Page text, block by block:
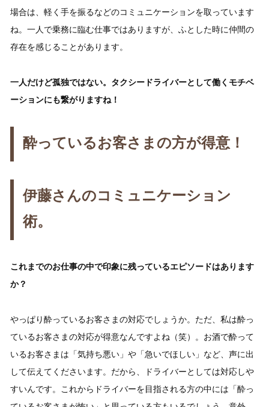
場合は、軽く手を振るなどのコミュニケーションを取っています
ね。一人で乗務に臨む仕事ではありますが、ふとした時に仲間の
存在を感じることがあります。
一人だけど孤独ではない。タクシードライバーとして働くモチベ
ーションにも繋がりますね！
酔っているお客さまの方が得意！
伊藤さんのコミュニケーション
術。
これまでのお仕事の中で印象に残っているエピソードはあります
か？
やっぱり酔っているお客さまの対応でしょうか。ただ、私は酔っ
ているお客さまの対応が得意なんですよね（笑）。お酒で酔って
いるお客さまは「気持ち悪い」や「急いでほしい」など、声に出
して伝えてくださいます。だから、ドライバーとしては対応しや
すいんです。これからドライバーを目指される方の中には「酔っ